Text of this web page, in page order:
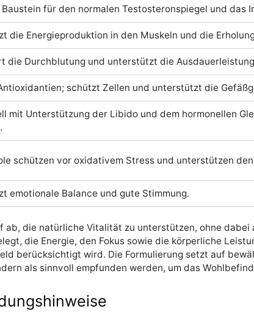
für den normalen Testosteronspiegel und das
die Energieproduktion in den Muskeln und die
die Durchblutung und unterstützt die
schützt Zellen und unterstützt die
mit Unterstützung der Libido und dem hormonellen
schützen vor oxidativem Stress und unterstützen
emotionale Balance und gute Stimmung.
die natürliche Vitalität zu unterstützen, ohne dabei
die Energie, den Fokus sowie die körperliche
berücksichtigt wird. Die Formulierung setzt auf
als sinnvoll empfunden werden, um das